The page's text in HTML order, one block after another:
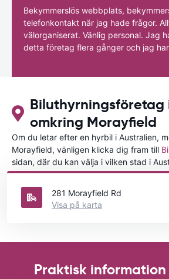
Bekymmerslös webbplats,
telefonkontakt när jag hade frågor.
välorganiserat. Vänlig personal. Jag
detta företag flera gånger och jag
Biluthyrningsföretag
omkring Morayfield
Om du letar efter en hyrbil i Australien,
Morayfield, vänligen klicka dig fram till
sidan, där du kan välja i vilken stad i
bil.
281 Morayfield Rd
Visa på karta
Praktisk information